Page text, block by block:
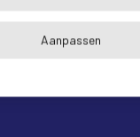
Aanpassen